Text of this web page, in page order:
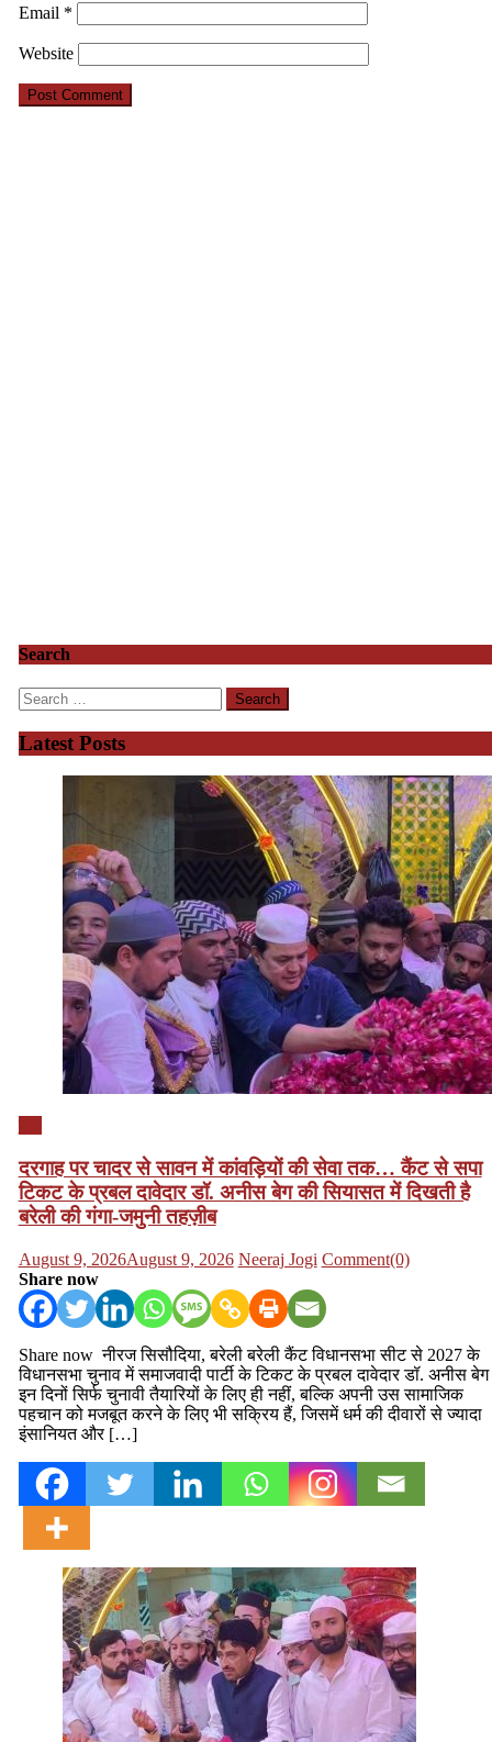
Email *
Website
Search
Search
for:
Latest Posts
यूपी
दरगाह पर चादर से सावन में कांवड़ियों की सेवा तक… कैंट से सपा
टिकट के प्रबल दावेदार डॉ. अनीस बेग की सियासत में दिखती है
बरेली की गंगा-जमुनी तहज़ीब
Posted
on
August 9, 2026August 9, 2026 Author
Neeraj Jogi Comment(0)
Share now
Share now नीरज सिसौदिया, बरेली बरेली कैंट विधानसभा सीट से 2027 के
विधानसभा चुनाव में समाजवादी पार्टी के टिकट के प्रबल दावेदार डॉ. अनीस बेग
इन दिनों सिर्फ चुनावी तैयारियों के लिए ही नहीं, बल्कि अपनी उस सामाजिक
पहचान को मजबूत करने के लिए भी सक्रिय हैं, जिसमें धर्म की दीवारों से ज्यादा
इंसानियत और […]